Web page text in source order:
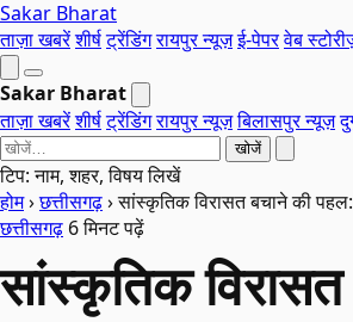
Sakar Bharat
ताज़ा खबरेंशीर्षट्रेंडिंगरायपुर न्यूज़ई-पेपरवेब
Sakar Bharat
ताज़ा खबरेंशीर्षट्रेंडिंगरायपुर न्यूज़बिलासपुर न्यूज़
खोजें
टिप: नाम, शहर, विषय लिखें
होम›छत्तीसगढ़›सांस्कृतिक विरासत बचाने की
छत्तीसगढ़ 6 मिनट पढ़ें
सांस्कृतिक